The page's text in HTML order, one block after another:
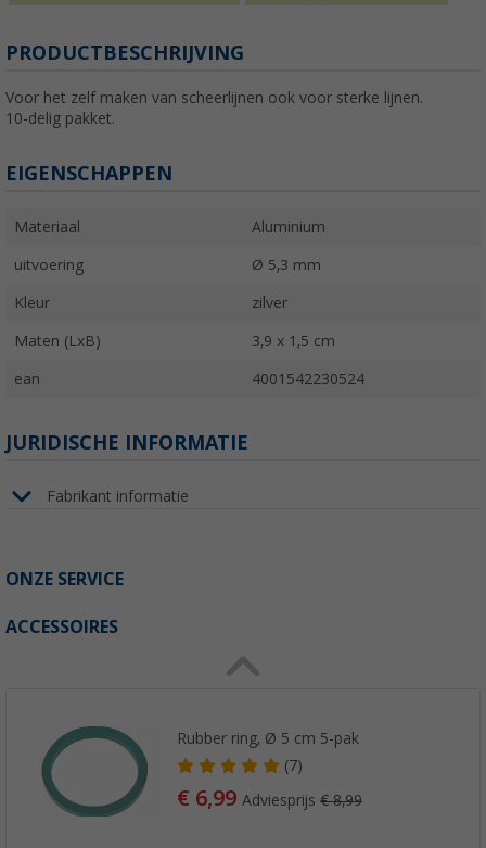
PRODUCTBESCHRIJVING
Voor het zelf maken van scheerlijnen ook voor sterke lijnen.
10-delig pakket.
EIGENSCHAPPEN
Materiaal Aluminium
uitvoering Ø 5,3 mm
Kleur zilver
Maten (LxB) 3,9 x 1,5 cm
ean 4001542230524
JURIDISCHE INFORMATIE
Fabrikant informatie
ONZE SERVICE
ACCESSOIRES
Rubber ring, Ø 5 cm 5-pak
(7)
€ 6,99Adviesprijs€ 8,99